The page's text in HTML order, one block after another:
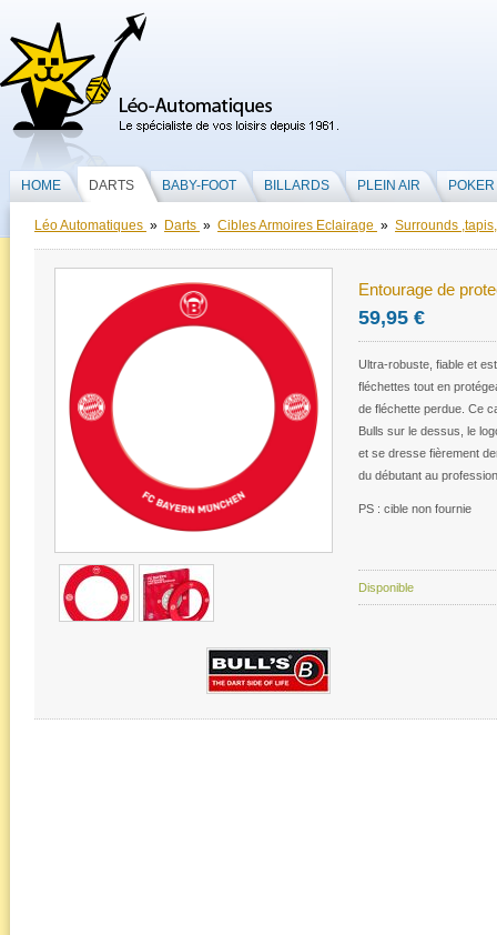
HOME DARTS BABY-FOOT BILLARDS PLEIN AIR POKER
Léo Automatiques » Darts » Cibles Armoires Eclairage » Surrounds
Entourage de
59,95 €
Ultra-robuste, fiable et
fléchettes tout en
de fléchette perdue. Ce
Bulls sur le dessus, le
et se dresse fièrement
du débutant au
PS : cible non fournie
Disponible